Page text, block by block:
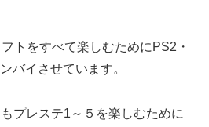
トをすべて楽しむためにPS2・
バイさせています。
プレステ1～５を楽しむために